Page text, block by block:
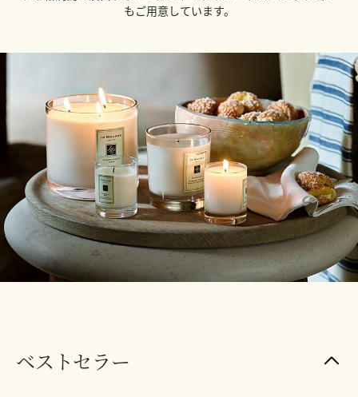
もご用意しています。
ベストセラー